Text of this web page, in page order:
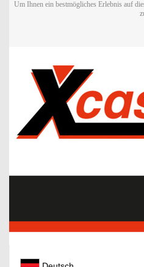
Um Ihnen ein bestmögliches Erlebnis auf